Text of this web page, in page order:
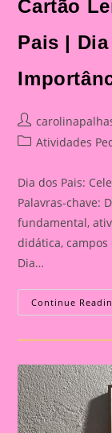
Cartão
Pais |
Post
author:
PostAtividades
Dia dos Pais:
Palavras-chave:
fundamental,
didática,
Dia…
Continue